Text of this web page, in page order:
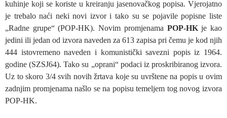
kuhinje koji se koriste u kreiranju jasenovačkog popisa. Vjerojatno
je trebalo naći neki novi izvor i tako su se pojavile popisne liste
„Radne grupe“ (POP-HK). Novim promjenama POP-HKje kao
jedini ili jedan od izvora naveden za 613 zapisa pri čemu je kod njih
444 istovremeno naveden i komunistički savezni popis iz 1964.
godine (SZSJ64). Tako su „oprani“ podaci iz proskribiranog izvora.
Uz to skoro 3/4 svih novih žrtava koje su uvrštene na popis u ovim
zadnjim promjenama našlo se na popisu temeljem tog novog izvora
POP-HK.